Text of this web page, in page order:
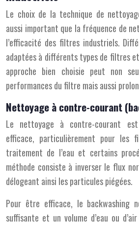
Le choix de la technique de
aussi important que la fréquence de
l’efficacité des filtres industriels.
adaptées à différents types de filtres
approche bien choisie peut non
performances du filtre mais aussi
Nettoyage à contre-courant
Le nettoyage à contre-courant
efficace, particulièrement pour les
traitement de l’eau et certains
méthode consiste à inverser le flux
délogeant ainsi les particules piégées.
Pour être efficace, le backwashing
suffisante et un volume d’eau ou